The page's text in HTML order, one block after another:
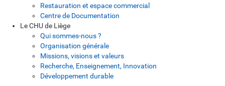
Restauration et espace commercial
Centre de Documentation
Le CHU de Liège
Qui sommes-nous ?
Organisation générale
Missions, visions et valeurs
Recherche, Enseignement, Innovation
Développement durable